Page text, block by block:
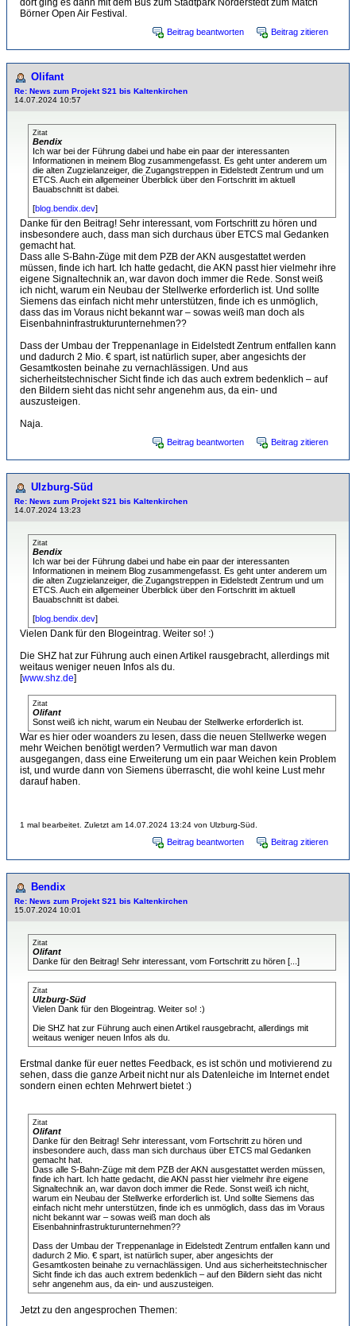
dort ging es dann mit dem Bus zum Stadtpark Norderstedt zum Match
Börner Open Air Festival.
Beitrag beantworten Beitrag zitieren
Olifant
Re: News zum Projekt S21 bis Kaltenkirchen
14.07.2024 10:57
Zitat
Bendix
Ich war bei der Führung dabei und habe ein paar der interessanten
Informationen in meinem Blog zusammengefasst. Es geht unter anderem um
die alten Zugzielanzeiger, die Zugangstreppen in Eidelstedt Zentrum und um
ETCS. Auch ein allgemeiner Überblick über den Fortschritt im aktuell
Bauabschnitt ist dabei.
[blog.bendix.dev]
Danke für den Beitrag! Sehr interessant, vom Fortschritt zu hören und
insbesondere auch, dass man sich durchaus über ETCS mal Gedanken
gemacht hat.
Dass alle S-Bahn-Züge mit dem PZB der AKN ausgestattet werden
müssen, finde ich hart. Ich hatte gedacht, die AKN passt hier vielmehr ihre
eigene Signaltechnik an, war davon doch immer die Rede. Sonst weiß
ich nicht, warum ein Neubau der Stellwerke erforderlich ist. Und sollte
Siemens das einfach nicht mehr unterstützen, finde ich es unmöglich,
dass das im Voraus nicht bekannt war – sowas weiß man doch als
Eisenbahninfrastrukturunternehmen??
Dass der Umbau der Treppenanlage in Eidelstedt Zentrum entfallen kann
und dadurch 2 Mio. € spart, ist natürlich super, aber angesichts der
Gesamtkosten beinahe zu vernachlässigen. Und aus
sicherheitstechnischer Sicht finde ich das auch extrem bedenklich – auf
den Bildern sieht das nicht sehr angenehm aus, da ein- und
auszusteigen.
Naja.
Beitrag beantworten Beitrag zitieren
Ulzburg-Süd
Re: News zum Projekt S21 bis Kaltenkirchen
14.07.2024 13:23
Zitat
Bendix
Ich war bei der Führung dabei und habe ein paar der interessanten
Informationen in meinem Blog zusammengefasst. Es geht unter anderem um
die alten Zugzielanzeiger, die Zugangstreppen in Eidelstedt Zentrum und um
ETCS. Auch ein allgemeiner Überblick über den Fortschritt im aktuell
Bauabschnitt ist dabei.
[blog.bendix.dev]
Vielen Dank für den Blogeintrag. Weiter so! :)
Die SHZ hat zur Führung auch einen Artikel rausgebracht, allerdings mit
weitaus weniger neuen Infos als du.
[www.shz.de]
Zitat
Olifant
Sonst weiß ich nicht, warum ein Neubau der Stellwerke erforderlich ist.
War es hier oder woanders zu lesen, dass die neuen Stellwerke wegen
mehr Weichen benötigt werden? Vermutlich war man davon
ausgegangen, dass eine Erweiterung um ein paar Weichen kein Problem
ist, und wurde dann von Siemens überrascht, die wohl keine Lust mehr
darauf haben.
1 mal bearbeitet. Zuletzt am 14.07.2024 13:24 von Ulzburg-Süd.
Beitrag beantworten Beitrag zitieren
Bendix
Re: News zum Projekt S21 bis Kaltenkirchen
15.07.2024 10:01
Zitat
Olifant
Danke für den Beitrag! Sehr interessant, vom Fortschritt zu hören [...]
Zitat
Ulzburg-Süd
Vielen Dank für den Blogeintrag. Weiter so! :)
Die SHZ hat zur Führung auch einen Artikel rausgebracht, allerdings mit
weitaus weniger neuen Infos als du.
Erstmal danke für euer nettes Feedback, es ist schön und motivierend zu
sehen, dass die ganze Arbeit nicht nur als Datenleiche im Internet endet
sondern einen echten Mehrwert bietet :)
Zitat
Olifant
Danke für den Beitrag! Sehr interessant, vom Fortschritt zu hören und
insbesondere auch, dass man sich durchaus über ETCS mal Gedanken
gemacht hat.
Dass alle S-Bahn-Züge mit dem PZB der AKN ausgestattet werden müssen,
finde ich hart. Ich hatte gedacht, die AKN passt hier vielmehr ihre eigene
Signaltechnik an, war davon doch immer die Rede. Sonst weiß ich nicht,
warum ein Neubau der Stellwerke erforderlich ist. Und sollte Siemens das
einfach nicht mehr unterstützen, finde ich es unmöglich, dass das im Voraus
nicht bekannt war – sowas weiß man doch als
Eisenbahninfrastrukturunternehmen??
Dass der Umbau der Treppenanlage in Eidelstedt Zentrum entfallen kann und
dadurch 2 Mio. € spart, ist natürlich super, aber angesichts der
Gesamtkosten beinahe zu vernachlässigen. Und aus sicherheitstechnischer
Sicht finde ich das auch extrem bedenklich – auf den Bildern sieht das nicht
sehr angenehm aus, da ein- und auszusteigen.
Jetzt zu den angesprochen Themen: